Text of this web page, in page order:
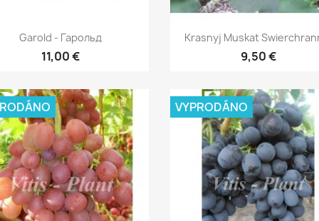
Rychlý náhled
Garold - Гарольд
11,00 €
Rychlý náhled
Krasnyj Muskat
9,50 €
VYPRODÁNO